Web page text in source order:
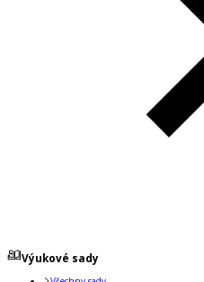
Výukové sady